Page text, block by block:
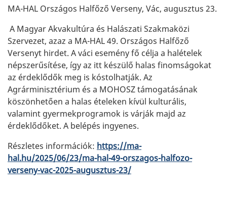
MA-HAL Országos Halfőző Verseny, Vác, augusztus 23.
A Magyar Akvakultúra és Halászati Szakmaközi
Szervezet, azaz a MA-HAL 49. Országos Halfőző
Versenyt hirdet. A váci esemény fő célja a halételek
népszerűsítése, így az itt készülő halas finomságokat
az érdeklődők meg is kóstolhatják. Az
Agrárminisztérium és a MOHOSZ támogatásának
köszönhetően a halas ételeken kívül kulturális,
valamint gyermekprogramok is várják majd az
érdeklődőket. A belépés ingyenes.
Részletes információk: https://ma-
hal.hu/2025/06/23/ma-hal-49-orszagos-halfozo-
verseny-vac-2025-augusztus-23/